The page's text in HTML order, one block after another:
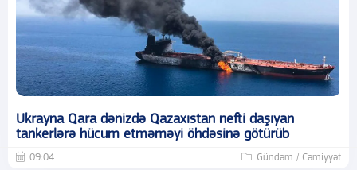
Ukrayna Qara dənizdə Qazaxıstan nefti daşıyan
tankerlərə hücum etməməyi öhdəsinə götürüb
09:04 Gündəm / Cəmiyyət